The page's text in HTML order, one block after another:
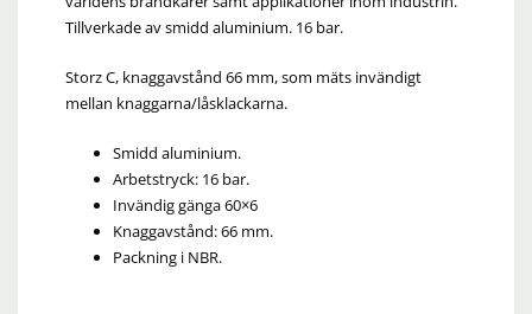
Tillverkade av smidd aluminium. 16 bar.
Storz C, knaggavstånd 66 mm, som mäts invändigt
mellan knaggarna/låsklackarna.
Smidd aluminium.
Arbetstryck: 16 bar.
Invändig gänga 60×6
Knaggavstånd: 66 mm.
Packning i NBR.